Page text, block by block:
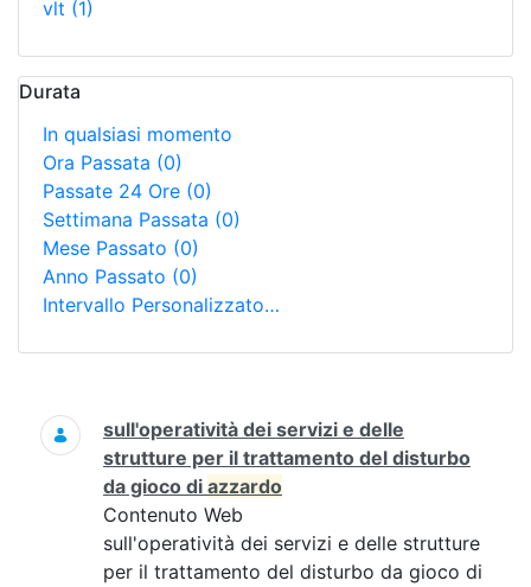
vlt (1)
Durata
In qualsiasi momento
Ora Passata (0)
Passate 24 Ore (0)
Settimana Passata (0)
Mese Passato (0)
Anno Passato (0)
Intervallo Personalizzato…
Ricerca
sull'operatività dei servizi e delle
strutture per il trattamento del disturbo
da gioco di azzardo
Contenuto Web
sull'operatività dei servizi e delle strutture
per il trattamento del disturbo da gioco di